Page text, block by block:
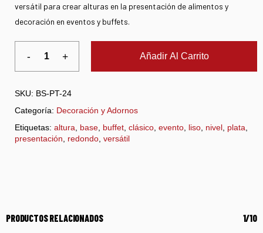
versátil para crear alturas en la presentación de alimentos y
decoración en eventos y buffets.
Añadir Al Carrito
SKU: BS-PT-24
Categoría: Decoración y Adornos
Etiquetas: altura base buffet clásico evento liso nivel plata
presentación
redondo versátil
PRODUCTOS RELACIONADOS 1/10